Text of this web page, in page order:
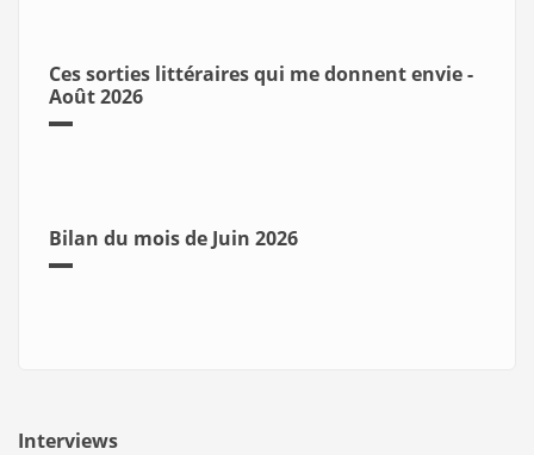
Ces sorties littéraires qui me donnent envie -
Août 2026
Bilan du mois de Juin 2026
Interviews